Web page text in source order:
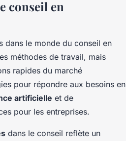
conseil en
dans le monde du conseil en
méthodes de travail, mais
rapides du marché
pour répondre aux besoins en
artificielle et de
pour les entreprises.
dans le conseil reflète un